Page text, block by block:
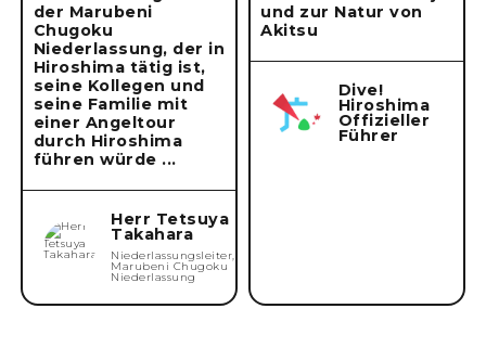
der Marubeni
Chugoku
Niederlassung, der in
Hiroshima tätig ist,
seine Kollegen und
seine Familie mit
einer Angeltour
durch Hiroshima
führen würde ...
Herr Tetsuya
Takahara
Niederlassungsleiter,
Marubeni Chugoku
Niederlassung
und zur Natur von
Akitsu
Dive!
Hiroshima
Offizieller
Führer